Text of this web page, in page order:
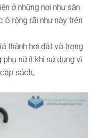
ở những nơi như sân
ô rộng rãi như này trên
thành hơi đắt và trọng
nữ ít khi sử dụng vì
sách,…